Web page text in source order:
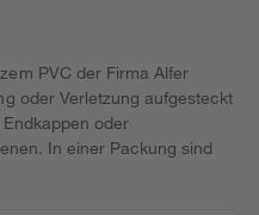
PVC der Firma Alfer
oder Verletzung aufgesteckt
oder
In einer Packung sind